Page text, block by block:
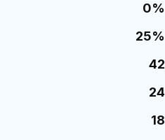
0%
25%
42
24
18